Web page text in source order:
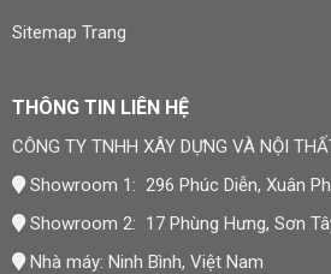
Sitemap Trang
THÔNG TIN LIÊN HỆ
CÔNG TY TNHH XÂY DỰNG VÀ NỘI
Showroom 1: 296 Phúc Diễn, Xuân
Showroom 2: 17 Phùng Hưng, Sơn
Nhà máy: Ninh Bình, Việt Nam